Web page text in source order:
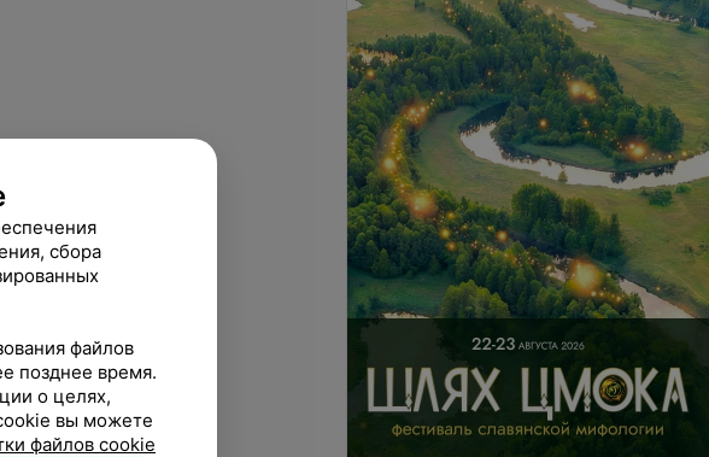
сбора
файлов
позднее время.
о целях,
вы можете
файлов cookie